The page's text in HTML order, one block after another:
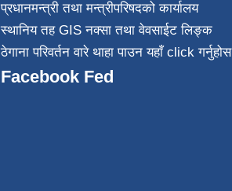
प्रधानमन्त्री तथा मन्त्रीपरिषदको कार्यालय
स्थानिय तह GIS नक्सा तथा वेवसाईट लिङ्क
ठेगाना परिवर्तन वारे थाहा पाउन यहाँ click गर्नुहोस
Facebook Fed